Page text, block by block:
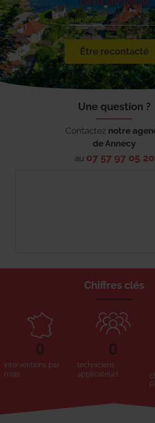
Être recontacté
Une question ?
Contactez notre
deAnnecy
au 07 57 97 05 20
Chiffres clés
interventions par
mois
0
techniciens
applicateurs
0